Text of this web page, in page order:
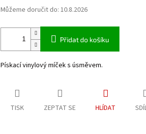
Můžeme doručit do: 10.8.2026
Přidat do košíku
Pískací vinylový míček s úsměvem.
TISK ZEPTAT SE HLÍDAT